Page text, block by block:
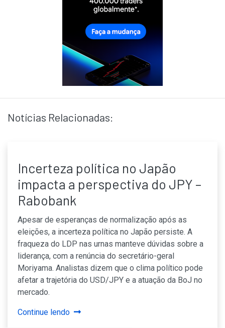
Notícias Relacionadas:
Incerteza política no Japão
impacta a perspectiva do JPY –
Rabobank
Apesar de esperanças de normalização após as
eleições, a incerteza política no Japão persiste. A
fraqueza do LDP nas urnas manteve dúvidas sobre a
liderança, com a renúncia do secretário-geral
Moriyama. Analistas dizem que o clima político pode
afetar a trajetória do USD/JPY e a atuação da BoJ no
mercado.
Continue lendo